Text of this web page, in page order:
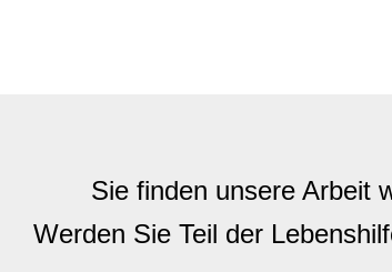
Sie finden unsere Arbeit
Werden Sie Teil der